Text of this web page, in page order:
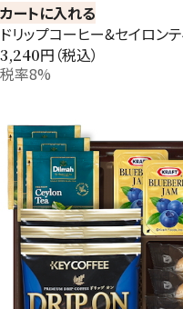
カートに入れる
ドリップコーヒー&セイロン
3,240円（税込）
税率8%